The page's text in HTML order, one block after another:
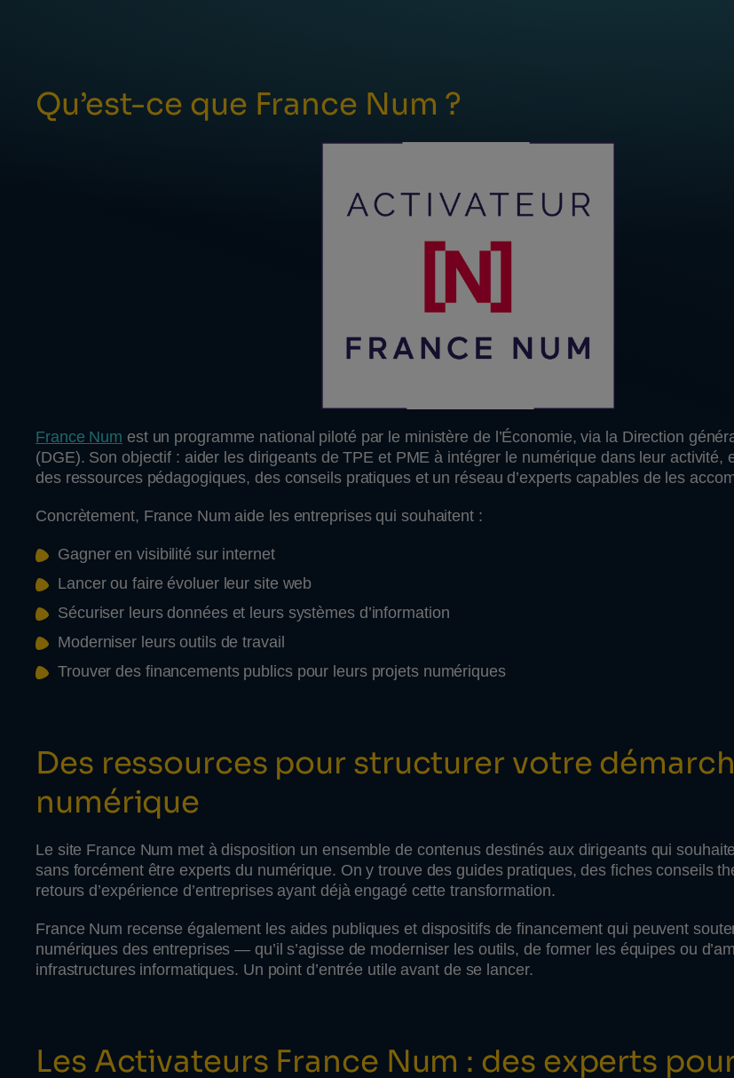
Qu’est-ce que France Num ?
France Num est un programme national piloté par le ministère de l’Économie, via la Direction
(DGE). Son objectif : aider les dirigeants de TPE et PME à intégrer le numérique dans leur activité,
des ressources pédagogiques, des conseils pratiques et un réseau d’experts capables de les
Concrètement, France Num aide les entreprises qui souhaitent :
Gagner en visibilité sur internet
Lancer ou faire évoluer leur site web
Sécuriser leurs données et leurs systèmes d’information
Moderniser leurs outils de travail
Trouver des financements publics pour leurs projets numériques
Des ressources pour structurer votre
numérique
Le site France Num met à disposition un ensemble de contenus destinés aux dirigeants qui
sans forcément être experts du numérique. On y trouve des guides pratiques, des fiches conseils
retours d’expérience d’entreprises ayant déjà engagé cette transformation.
France Num recense également les aides publiques et dispositifs de financement qui peuvent
numériques des entreprises — qu’il s’agisse de moderniser les outils, de former les équipes ou
infrastructures informatiques. Un point d’entrée utile avant de se lancer.
Les Activateurs France Num : des experts